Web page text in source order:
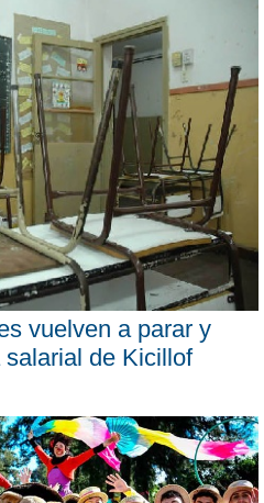
vuelven a parar y
de Kicillof